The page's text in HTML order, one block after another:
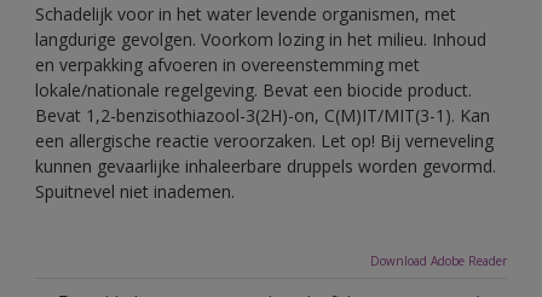
Schadelijk voor in het water levende organismen, met
langdurige gevolgen. Voorkom lozing in het milieu. Inhoud
en verpakking afvoeren in overeenstemming met
lokale/nationale regelgeving. Bevat een biocide product.
Bevat 1,2-benzisothiazool-3(2H)-on, C(M)IT/MIT(3-1). Kan
een allergische reactie veroorzaken. Let op! Bij verneveling
kunnen gevaarlijke inhaleerbare druppels worden gevormd.
Spuitnevel niet inademen.
Download Adobe Reader